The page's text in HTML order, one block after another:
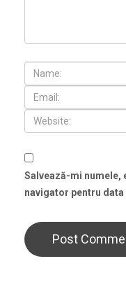
Salvează-mi numele,
navigator pentru